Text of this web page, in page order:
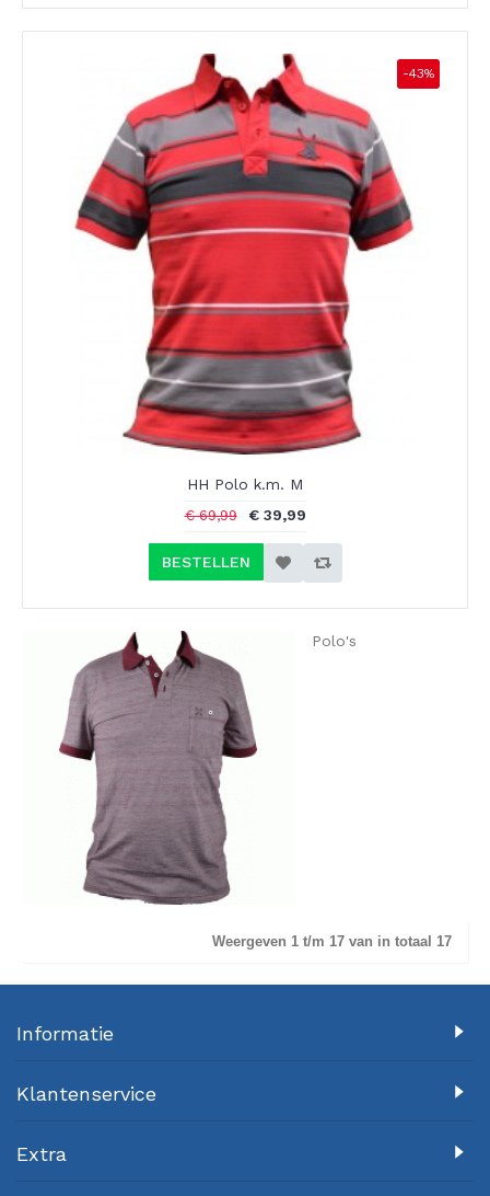
-43%
HH Polo k.m. M
€ 69,99 € 39,99
BESTELLEN
Polo's
Weergeven 1 t/m 17 van in totaal 17
Informatie
Klantenservice
Extra